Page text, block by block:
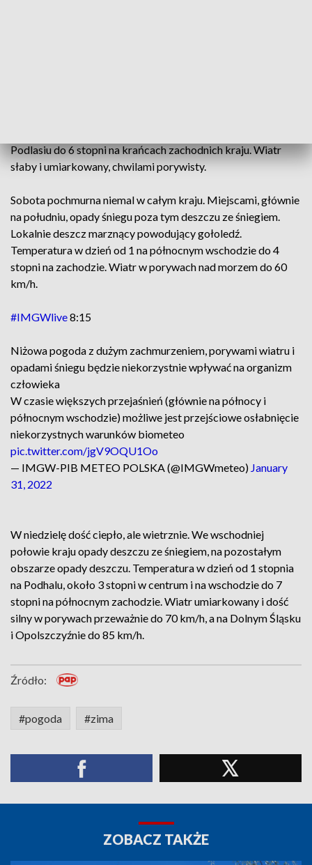
Podlasiu do 6 stopni na krańcach zachodnich kraju. Wiatr
słaby i umiarkowany, chwilami porywisty.
Sobota pochmurna niemal w całym kraju. Miejscami, głównie
na południu, opady śniegu poza tym deszczu ze śniegiem.
Lokalnie deszcz marznący powodujący gołoledź.
Temperatura w dzień od 1 na północnym wschodzie do 4
stopni na zachodzie. Wiatr w porywach nad morzem do 60
km/h.
#IMGWlive8:15
Niżowa pogoda z dużym zachmurzeniem, porywami wiatru i
opadami śniegu będzie niekorzystnie wpływać na organizm
człowieka
W czasie większych przejaśnień (głównie na północy i
północnym wschodzie) możliwe jest przejściowe osłabnięcie
niekorzystnych warunków biometeo
pic.twitter.com/jgV9OQU1Oo
— IMGW-PIB METEO POLSKA (@IMGWmeteo) January
31, 2022
W niedzielę dość ciepło, ale wietrznie. We wschodniej
połowie kraju opady deszczu ze śniegiem, na pozostałym
obszarze opady deszczu. Temperatura w dzień od 1 stopnia
na Podhalu, około 3 stopni w centrum i na wschodzie do 7
stopni na północnym zachodzie. Wiatr umiarkowany i dość
silny w porywach przeważnie do 70 km/h, a na Dolnym Śląsku
i Opolszczyźnie do 85 km/h.
Źródło:
#pogoda #zima
ZOBACZ TAKŻE